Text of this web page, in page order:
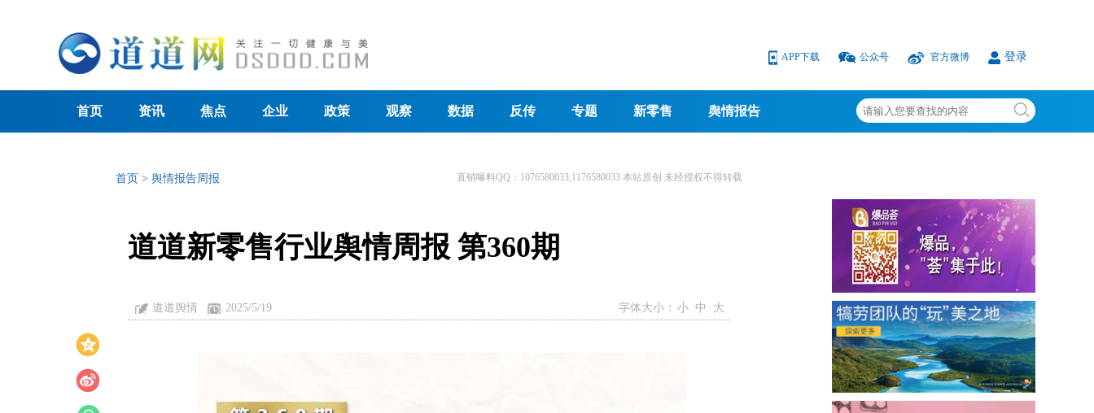
APP下载 公众号 官方微博 登录
首页 资讯 焦点 企业 政策 观察 数据 反传 专题 新零售 舆情报告
首页 > 舆情报告周报 直销曝料QQ：1076580033,1176580033 本站原创 未经授权不得转载
道道新零售行业舆情周报 第360期
道道舆情 2025/5/19 字体大小： 小 中 大